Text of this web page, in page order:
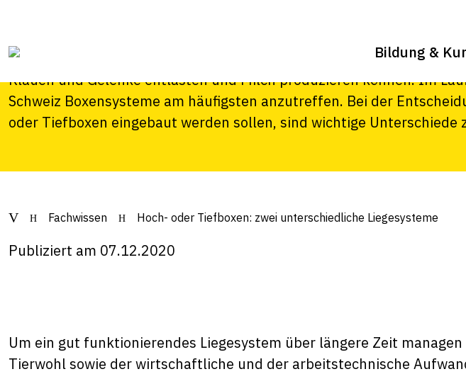
Bildung &
Der Liegebereich ist der wichtigste Erholungsraum, damit sich die
Klauen und Gelenke entlasten und Milch produzieren können. Im
Schweiz Boxensysteme am häufigsten anzutreffen. Bei der
oder Tiefboxen eingebaut werden sollen, sind wichtige Unterschiede
Fachwissen Hoch- oder Tiefboxen: zwei unterschiedliche Liegesysteme
Publiziert am 07.12.2020
Um ein gut funktionierendes Liegesystem über längere Zeit
Tierwohl sowie der wirtschaftliche und der arbeitstechnische